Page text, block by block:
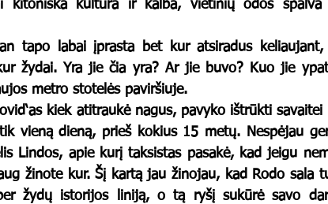
kitoniška kultūra ir kalba, vietinių odos
žydai. Yra jie čia yra? Ar jie buvo? Kuo jie
metro stotelės paviršiuje.
vieną dieną, prieš kokius 15 metų. Nespėjau
Lindos, apie kurį taksistas pasakė, kad jeigu
žinote kur. Šį kartą jau žinojau, kad Rodo sala
žydų istorijos liniją, o tą ryšį sukūrė savo